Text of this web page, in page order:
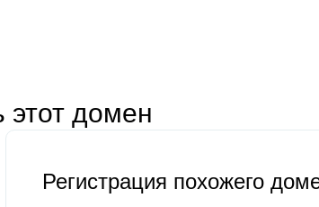
этот домен
Регистрация похожего